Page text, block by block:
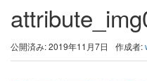
公開済み: 2019年11月7日 作成者: